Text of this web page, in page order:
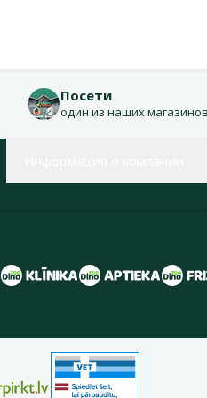
Посети
один из наших